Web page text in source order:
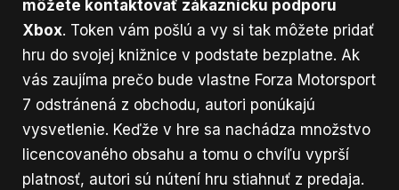
môžete kontaktovať zákaznícku podporu
Xbox. Token vám pošlú a vy si tak môžete pridať
hru do svojej knižnice v podstate bezplatne. Ak
vás zaujíma prečo bude vlastne Forza Motorsport
7 odstránená z obchodu, autori ponúkajú
vysvetlenie. Keďže v hre sa nachádza množstvo
licencovaného obsahu a tomu o chvíľu vyprší
platnosť, autori sú nútení hru stiahnuť z predaja.